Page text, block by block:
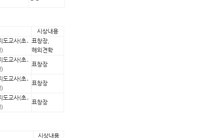
시상내용
도교사(초․ 표창장,
해외견학
도교사(초․
표창장
도교사(초․
표창장
도교사(초․
표창장
시상내용